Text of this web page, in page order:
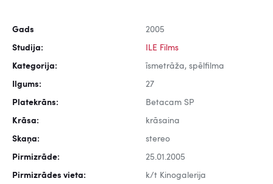
Gads 2005
Studija: ILE Films
Kategorija: īsmetrāža, spēlfilma
Ilgums: 27
Platekrāns: Betacam SP
Krāsa: krāsaina
Skaņa: stereo
Pirmizrāde: 25.01.2005
Pirmizrādes vieta: k/t Kinogalerija